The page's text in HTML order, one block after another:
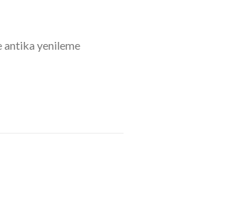
antika yenileme